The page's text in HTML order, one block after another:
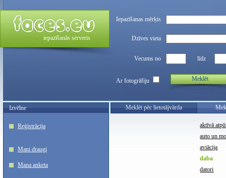
iepazīšanās serveris
Iepazīšanas mērķis
Dzīves vieta
Vecums no līdz
Ar fotogrāfiju Meklēt
Izvēlne
Reģistrācija
Mani draugi
Mana anketa
Meklēt pēc lietotājvārda
aktīvā
auto un
aviācija
daba
datori